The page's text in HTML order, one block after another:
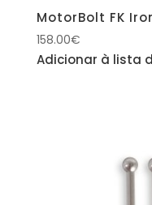
MotorBolt FK
158.00€
Adicionar à lista